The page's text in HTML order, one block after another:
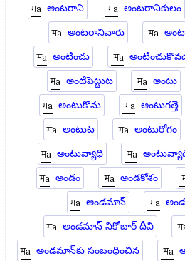
అంటరాని
అంటరానికులం
అంటరానివారు
అంటించు
అంటిపెట్టుట
అంటు
అంటుకొను
అంటుగత్తె
అంటుట
అంటురోగం
అంటువ్యాధి
అండం
అండకోశం
అండమాన్
అండమాన్ నికోబార్ దీవి
అండమాన్‍కు సంబంధించిన